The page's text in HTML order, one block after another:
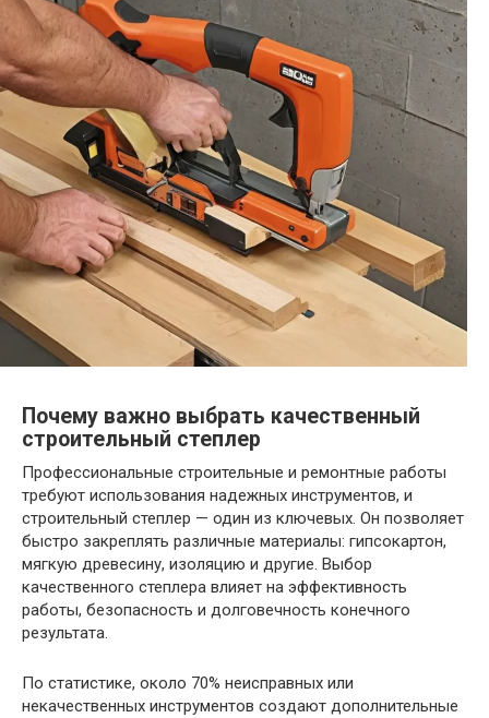
Почему важно выбрать качественный
строительный степлер
Профессиональные строительные и ремонтные работы
требуют использования надежных инструментов, и
строительный степлер — один из ключевых. Он позволяет
быстро закреплять различные материалы: гипсокартон,
мягкую древесину, изоляцию и другие. Выбор
качественного степлера влияет на эффективность
работы, безопасность и долговечность конечного
результата.
По статистике, около 70% неисправных или
некачественных инструментов создают дополнительные